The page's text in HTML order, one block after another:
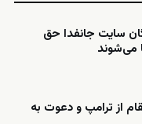
سایت جانفدا حق
می‌شوند
از ترامپ و دعوت به